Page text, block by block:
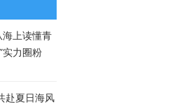
上读懂青
实力圈粉
赴夏日海风